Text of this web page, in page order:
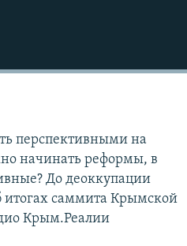
перспективными на
начинать реформы, в
До деоккупации
итогах саммита Крымской
Крым.Реалии